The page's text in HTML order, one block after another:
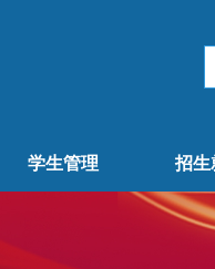
学生管理 招生
招生